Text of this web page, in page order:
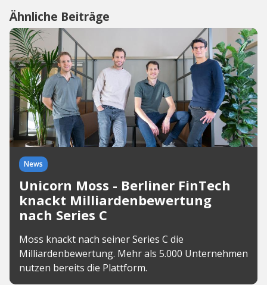
Ähnliche Beiträge
News
Unicorn Moss - Berliner FinTech
knackt Milliardenbewertung
nach Series C
Moss knackt nach seiner Series C die
Milliardenbewertung. Mehr als 5.000 Unternehmen
nutzen bereits die Plattform.